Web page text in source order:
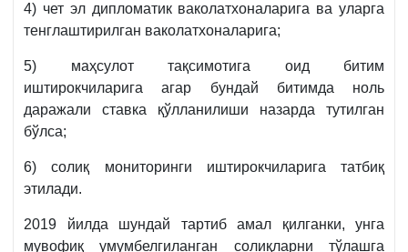
4) чет эл дипломатик ваколатхоналарига ва уларга
тенглаштирилган ваколатхоналарига;
5) маҳсулот тақсимотига оид битим
иштирокчиларига агар бундай битимда ноль
даражали ставка қўлланилиши назарда тутилган
бўлса;
6) солиқ мониторинги иштирокчиларига татбиқ
этилади.
2019 йилда шундай тартиб амал қилганки, унга
мувофиқ умумбелгиланган солиқларни тўлашга